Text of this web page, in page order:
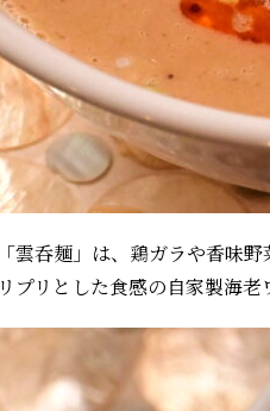
「雲呑麺」は、鶏ガラや香味
リプリとした食感の自家製海